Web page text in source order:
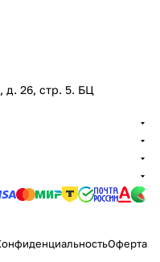
д. 26, стр. 5. БЦ
Оферта